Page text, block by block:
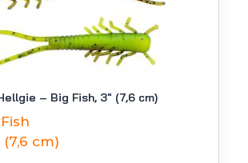
– Big Fish, 3″ (7,6 cm)
(7,6 cm)